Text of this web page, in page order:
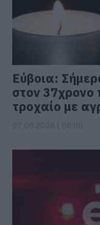
Εύβοια:
στον 37χρονο
τροχαίο με